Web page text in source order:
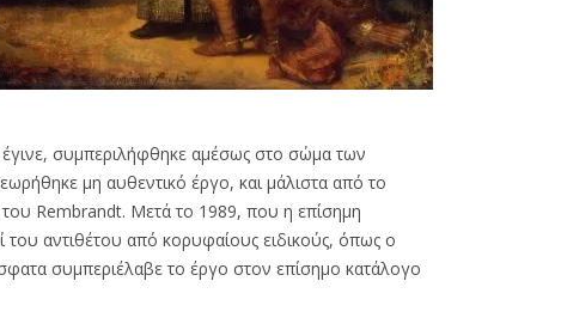
έγινε, συμπεριλήφθηκε αμέσως στο σώμα των
μη αυθεντικό έργο, και μάλιστα από το
Rembrandt. Μετά το 1989, που η επίσημη
του αντιθέτου από κορυφαίους ειδικούς, όπως ο
συμπεριέλαβε το έργο στον επίσημο κατάλογο